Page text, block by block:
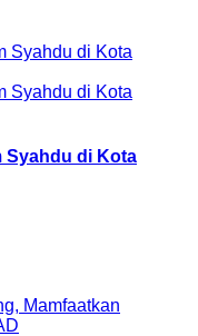
Syahdu di Kota